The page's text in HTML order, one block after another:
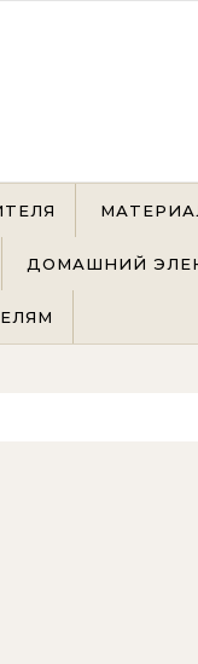
ДОМАШНИЙ